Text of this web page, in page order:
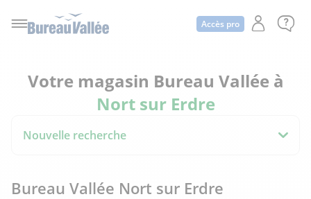
Accès pro
Votre magasin Bureau Vallée à
Nort sur Erdre
Nouvelle recherche
Bureau Vallée Nort sur Erdre